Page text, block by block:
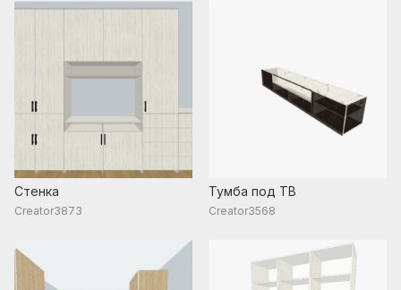
Стенка
Creator3873
Тумба под ТВ
Creator3568